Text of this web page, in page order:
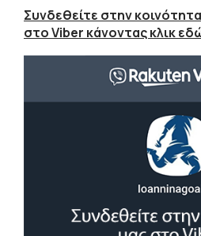
Συνδεθείτε στην
στο Viber κάνοντας κλικ